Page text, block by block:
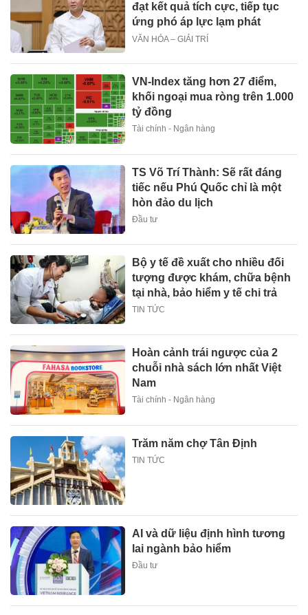
đạt kết quả tích cực, tiếp tục
ứng phó áp lực lạm phát
VĂN HÓA – GIẢI TRÍ
VN-Index tăng hơn 27 điểm,
khối ngoại mua ròng trên 1.000
tỷ đồng
Tài chính - Ngân hàng
TS Võ Trí Thành: Sẽ rất đáng
tiếc nếu Phú Quốc chỉ là một
hòn đảo du lịch
Đầu tư
Bộ y tế đề xuất cho nhiều đối
tượng được khám, chữa bệnh
tại nhà, bảo hiểm y tế chi trả
TIN TỨC
Hoàn cảnh trái ngược của 2
chuỗi nhà sách lớn nhất Việt
Nam
Tài chính - Ngân hàng
Trăm năm chợ Tân Định
TIN TỨC
AI và dữ liệu định hình tương
lai ngành bảo hiểm
Đầu tư